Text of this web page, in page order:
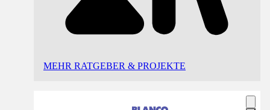
MEHR RATGEBER & PROJEKTE